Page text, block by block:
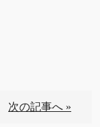
次の記事へ »